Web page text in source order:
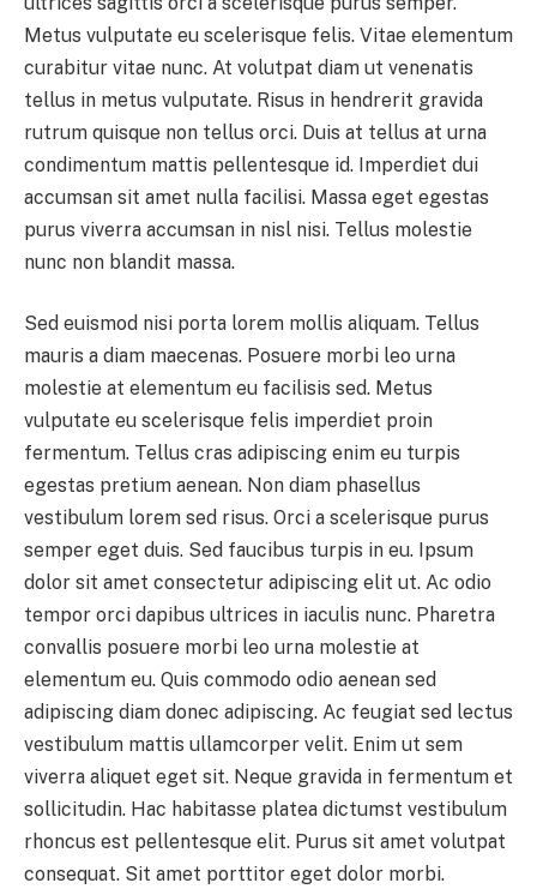
Metus vulputate eu scelerisque felis. Vitae elementum
curabitur vitae nunc. At volutpat diam ut venenatis
tellus in metus vulputate. Risus in hendrerit gravida
rutrum quisque non tellus orci. Duis at tellus at urna
condimentum mattis pellentesque id. Imperdiet dui
accumsan sit amet nulla facilisi. Massa eget egestas
purus viverra accumsan in nisl nisi. Tellus molestie
nunc non blandit massa.
Sed euismod nisi porta lorem mollis aliquam. Tellus
mauris a diam maecenas. Posuere morbi leo urna
molestie at elementum eu facilisis sed. Metus
vulputate eu scelerisque felis imperdiet proin
fermentum. Tellus cras adipiscing enim eu turpis
egestas pretium aenean. Non diam phasellus
vestibulum lorem sed risus. Orci a scelerisque purus
semper eget duis. Sed faucibus turpis in eu. Ipsum
dolor sit amet consectetur adipiscing elit ut. Ac odio
tempor orci dapibus ultrices in iaculis nunc. Pharetra
convallis posuere morbi leo urna molestie at
elementum eu. Quis commodo odio aenean sed
adipiscing diam donec adipiscing. Ac feugiat sed lectus
vestibulum mattis ullamcorper velit. Enim ut sem
viverra aliquet eget sit. Neque gravida in fermentum et
sollicitudin. Hac habitasse platea dictumst vestibulum
rhoncus est pellentesque elit. Purus sit amet volutpat
consequat. Sit amet porttitor eget dolor morbi.